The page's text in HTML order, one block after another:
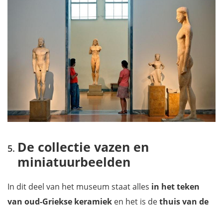
De collectie vazen en
miniatuurbeelden
In dit deel van het museum staat alles in het teken
van oud-Griekse keramiek en het is dethuis van de